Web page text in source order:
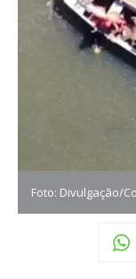
Foto: Divulgação/